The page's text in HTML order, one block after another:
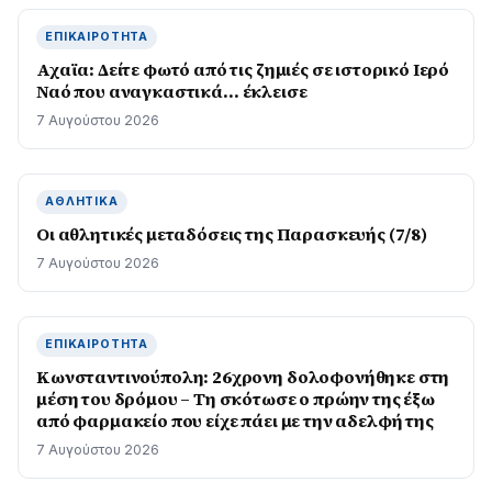
ΕΠΙΚΑΙΡΌΤΗΤΑ
Αχαϊα: Δείτε φωτό από τις ζημιές σε ιστορικό Ιερό
Ναό που αναγκαστικά… έκλεισε
7 Αυγούστου 2026
ΑΘΛΗΤΙΚΆ
Οι αθλητικές μεταδόσεις της Παρασκευής (7/8)
7 Αυγούστου 2026
ΕΠΙΚΑΙΡΌΤΗΤΑ
Κωνσταντινούπολη: 26χρονη δολοφονήθηκε στη
μέση του δρόμου – Τη σκότωσε ο πρώην της έξω
από φαρμακείο που είχε πάει με την αδελφή της
7 Αυγούστου 2026